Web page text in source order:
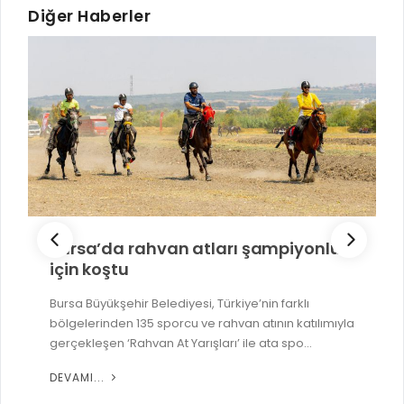
Diğer Haberler
Bursa’da rahvan atları şampiyonluk
için koştu
Bursa Büyükşehir Belediyesi, Türkiye’nin farklı
bölgelerinden 135 sporcu ve rahvan atının katılımıyla
gerçekleşen ‘Rahvan At Yarışları’ ile ata spo...
DEVAMI...